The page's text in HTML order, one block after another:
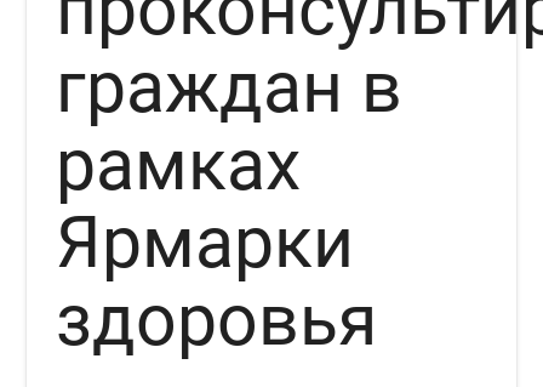
граждан в
рамках
Ярмарки
здоровья